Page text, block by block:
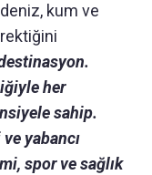
kum ve
her
sahip.
yabancı
spor ve sağlık